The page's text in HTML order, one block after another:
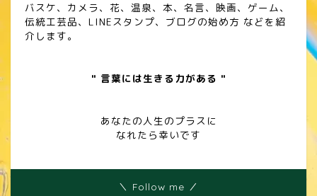
バスケ、カメラ、花、温泉、本、名言、映画、ゲーム、
伝統工芸品、LINEスタンプ、ブログの始め方 などを紹
介します。
" 言葉には生きる力がある "
あなたの人生のプラスに
なれたら幸いです
＼ Follow me ／